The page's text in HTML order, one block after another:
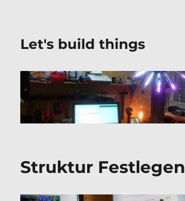
Let's build things
Struktur Festlegen